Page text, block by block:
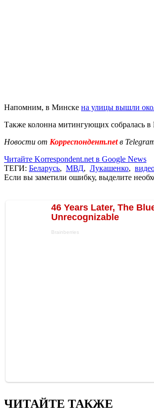
Напомним, в Минске на улицы вышли
Также колонна митингующих собралась
Новости от Корреспондент.netв
Читайте Korrespondent.net в Google News
ТЕГИ: Беларусь, МВД, Лукашенко,
Если вы заметили ошибку, выделите
ЧИТАЙТЕ ТАКЖЕ